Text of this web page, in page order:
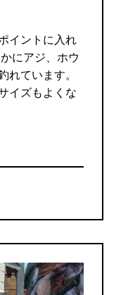
イントに入れ
にアジ、ホウ
れています。
イズもよくな